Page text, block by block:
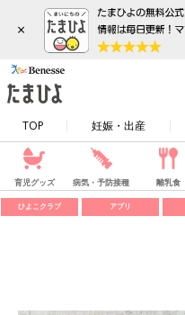
×
TOP 妊娠・出産
育児グッズ 病気・予防接種 離乳食
ひよこクラブ アプリ